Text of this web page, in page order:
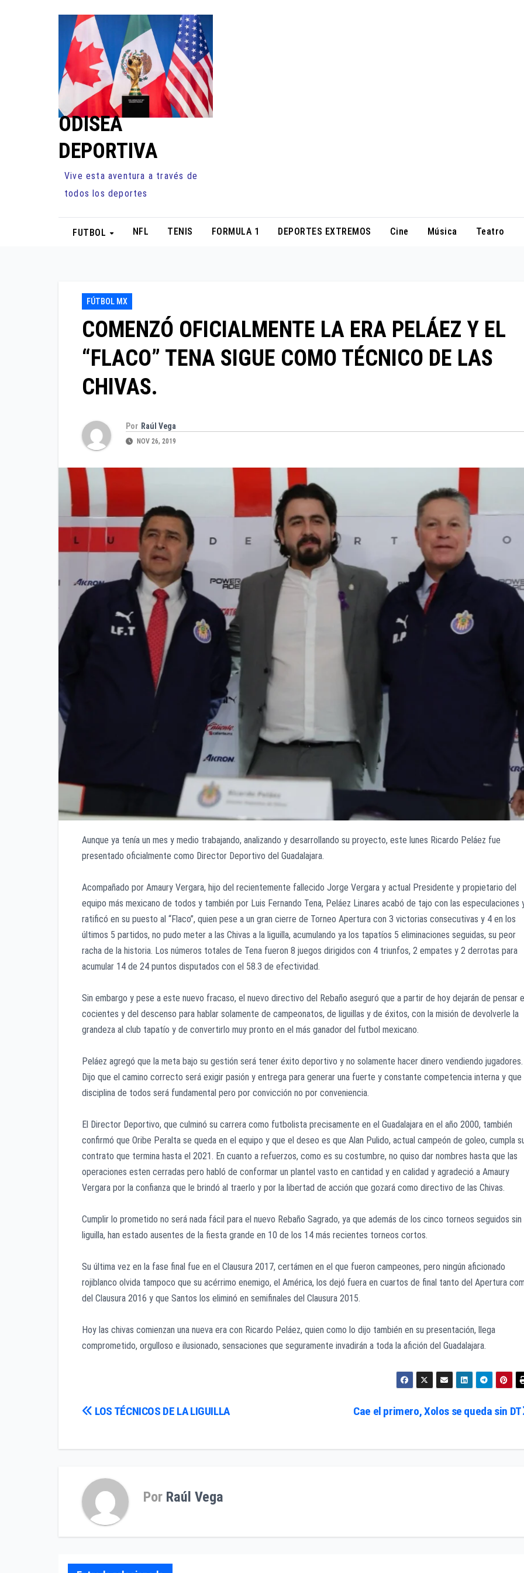
ODISEA
DEPORTIVA
Vive esta aventura a través de
todos los deportes
FUTBOL NFL TENIS FORMULA 1 DEPORTES EXTREMOS Cine Música Teatro
FÚTBOL MX
COMENZÓ OFICIALMENTE LA ERA PELÁEZ Y EL
“FLACO” TENA SIGUE COMO TÉCNICO DE LAS
CHIVAS.
Por Raúl Vega
NOV 26, 2019
Aunque ya tenía un mes y medio trabajando, analizando y desarrollando su proyecto, este lunes Ricardo Peláez fue
presentado oficialmente como Director Deportivo del Guadalajara.
Acompañado por Amaury Vergara, hijo del recientemente fallecido Jorge Vergara y actual Presidente y propietario del
equipo más mexicano de todos y también por Luis Fernando Tena, Peláez Linares acabó de tajo con las especulaciones
ratificó en su puesto al “Flaco”, quien pese a un gran cierre de Torneo Apertura con 3 victorias consecutivas y 4 en los
últimos 5 partidos, no pudo meter a las Chivas a la liguilla, acumulando ya los tapatíos 5 eliminaciones seguidas, su peor
racha de la historia. Los números totales de Tena fueron 8 juegos dirigidos con 4 triunfos, 2 empates y 2 derrotas para
acumular 14 de 24 puntos disputados con el 58.3 de efectividad.
Sin embargo y pese a este nuevo fracaso, el nuevo directivo del Rebaño aseguró que a partir de hoy dejarán de pensar
cocientes y del descenso para hablar solamente de campeonatos, de liguillas y de éxitos, con la misión de devolverle la
grandeza al club tapatío y de convertirlo muy pronto en el más ganador del futbol mexicano.
Peláez agregó que la meta bajo su gestión será tener éxito deportivo y no solamente hacer dinero vendiendo jugadores.
Dijo que el camino correcto será exigir pasión y entrega para generar una fuerte y constante competencia interna y que
disciplina de todos será fundamental pero por convicción no por conveniencia.
El Director Deportivo, que culminó su carrera como futbolista precisamente en el Guadalajara en el año 2000, también
confirmó que Oribe Peralta se queda en el equipo y que el deseo es que Alan Pulido, actual campeón de goleo, cumpla
contrato que termina hasta el 2021. En cuanto a refuerzos, como es su costumbre, no quiso dar nombres hasta que las
operaciones esten cerradas pero habló de conformar un plantel vasto en cantidad y en calidad y agradeció a Amaury
Vergara por la confianza que le brindó al traerlo y por la libertad de acción que gozará como directivo de las Chivas.
Cumplir lo prometido no será nada fácil para el nuevo Rebaño Sagrado, ya que además de los cinco torneos seguidos sin
liguilla, han estado ausentes de la fiesta grande en 10 de los 14 más recientes torneos cortos.
Su última vez en la fase final fue en el Clausura 2017, certámen en el que fueron campeones, pero ningún aficionado
rojiblanco olvida tampoco que su acérrimo enemigo, el América, los dejó fuera en cuartos de final tanto del Apertura
del Clausura 2016 y que Santos los eliminó en semifinales del Clausura 2015.
Hoy las chivas comienzan una nueva era con Ricardo Peláez, quien como lo dijo también en su presentación, llega
comprometido, orgulloso e ilusionado, sensaciones que seguramente invadirán a toda la afición del Guadalajara.
Navegación
Cae el primero, Xolos se queda sin DT
LOS TÉCNICOS DE LA LIGUILLA
Por Raúl Vega